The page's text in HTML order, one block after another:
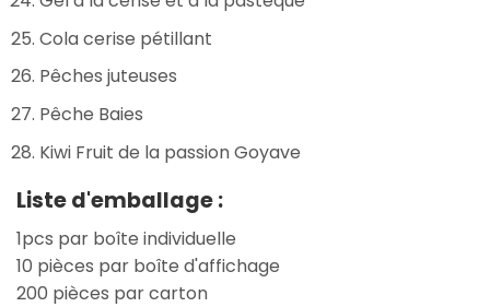
Cola cerise pétillant
Pêches juteuses
Pêche Baies
Kiwi Fruit de la passion Goyave
Liste d'emballage :
1pcs par boîte individuelle
10 pièces par boîte d'affichage
200 pièces par carton